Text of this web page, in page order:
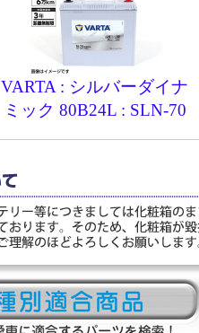
VARTA : シルバーダイナ
ミック 80B24L : SLN-70